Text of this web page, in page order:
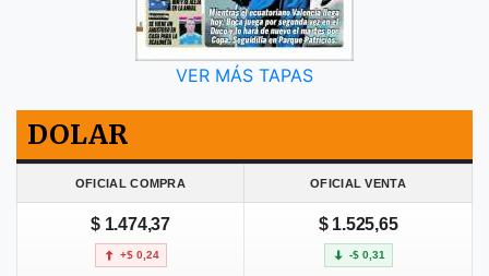
VER MÁS TAPAS
DOLAR
OFICIAL COMPRA OFICIAL VENTA
$ 1.474,37
+$ 0,24
$ 1.525,65
-$ 0,31